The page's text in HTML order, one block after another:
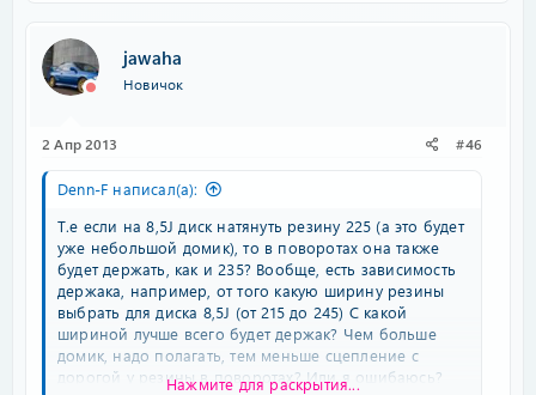
jawaha
Новичок
2 Апр 2013 #46
Denn-F написал(а):
Т.е если на 8,5J диск натянуть резину 225 (а это будет
уже небольшой домик), то в поворотах она также
будет держать, как и 235? Вообще, есть зависимость
держака, например, от того какую ширину резины
выбрать для диска 8,5J (от 215 до 245) С какой
шириной лучше всего будет держак? Чем больше
домик, надо полагать, тем меньше сцепление с
дорогой у резины в поворотах? Или я ошибаюсь?
Нажмите для раскрытия...